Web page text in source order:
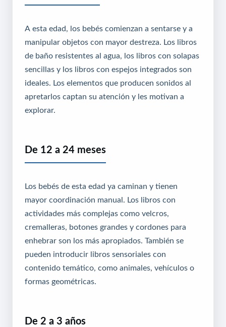
A esta edad, los bebés comienzan a sentarse y a
manipular objetos con mayor destreza. Los libros
de baño resistentes al agua, los libros con solapas
sencillas y los libros con espejos integrados son
ideales. Los elementos que producen sonidos al
apretarlos captan su atención y les motivan a
explorar.
De 12 a 24 meses
Los bebés de esta edad ya caminan y tienen
mayor coordinación manual. Los libros con
actividades más complejas como velcros,
cremalleras, botones grandes y cordones para
enhebrar son los más apropiados. También se
pueden introducir libros sensoriales con
contenido temático, como animales, vehículos o
formas geométricas.
De 2 a 3 años